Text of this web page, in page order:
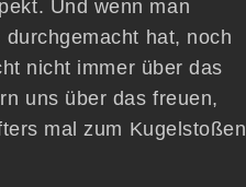
Und wenn man
hat, noch
nicht immer über das
uns über das freuen,
mal zum Kugelstoßen